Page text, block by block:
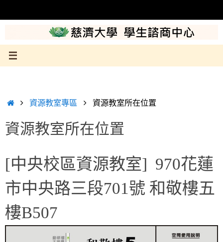
to
Home資源教室專區 資源教室所在位置
資源教室所在位置
[中央校區資源教室] 970花蓮
市中央路三段701號 和敬樓五
樓B507